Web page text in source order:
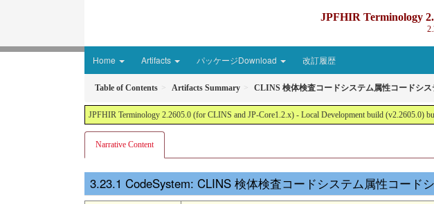
JPFHIR Terminology
Home Artifacts パッケージDownload 改訂履歴
Table of Contents Artifacts Summary CLINS 検体検査コードシステム属性コードシス
JPFHIR Terminology 2.2605.0 (for CLINS and JP-Core1.2.x) - Local Development build (v2.2605.0)
Narrative Content
CodeSystem: CLINS 検体検査コードシステム属性コード